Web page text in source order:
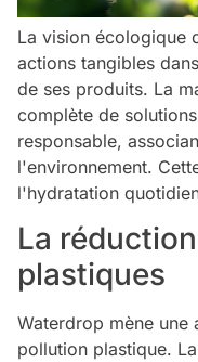
La vision écologique
actions tangibles
de ses produits. La
complète de
responsable,
l'environnement.
l'hydratation
La
plastiques
Waterdrop mène une
pollution plastique.